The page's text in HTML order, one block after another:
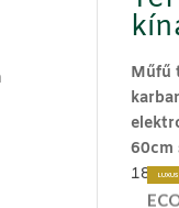
Műfű
60cm
LUXUS